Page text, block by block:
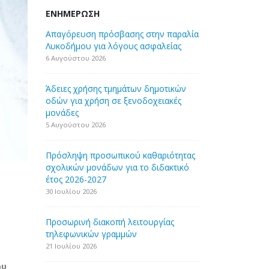
ΕΝΗΜΈΡΩΣΗ
Απαγόρευση πρόσβασης στην παραλία
Λυκοδήμου για λόγους ασφαλείας
6 Αυγούστου 2026
Άδειες χρήσης τμημάτων δημοτικών
οδών για χρήση σε ξενοδοχειακές
μονάδες
5 Αυγούστου 2026
Πρόσληψη προσωπικού καθαριότητας
σχολικών μονάδων για το διδακτικό
έτος 2026-2027
30 Ιουλίου 2026
Προσωρινή διακοπή λειτουργίας
τηλεφωνικών γραμμών
21 Ιουλίου 2026